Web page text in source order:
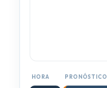
HORA PRONÓSTICO